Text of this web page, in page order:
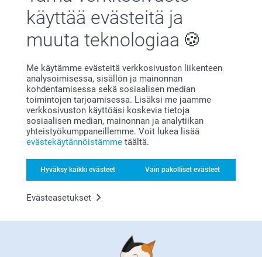
käyttää evästeitä ja
muuta teknologiaa
Me käytämme evästeitä verkkosivuston liikenteen
analysoimisessa, sisällön ja mainonnan
kohdentamisessa sekä sosiaalisen median
toimintojen tarjoamisessa. Lisäksi me jaamme
verkkosivuston käyttöäsi koskevia tietoja
sosiaalisen median, mainonnan ja analytiikan
yhteistyökumppaneillemme. Voit lukea lisää
evästekäytännöistämme täältä.
Hyväksy kaikki evästeet Vain pakolliset evästeet
Evästeasetukset
3 Tähtiä
2 Tähtiä
1 Tähti
Sisko Jaakkola,
23.7.2026
Todella nätti kesäkukkamuki ripeästi toimitettuna.
Lennu Backman-Elovirta,
2.7.2026